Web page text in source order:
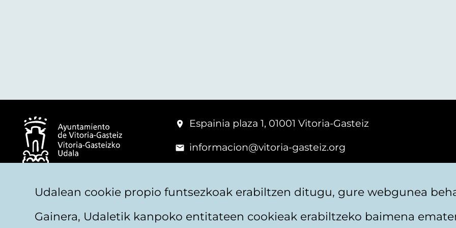
© Vitoria-Gasteizko Udala
Espainia plaza 1, 01001 Vitoria-Gasteiz
informacion@vitoria-gasteiz.org
Udalean cookie propio funtsezkoak erabiltzen ditugu, gure webgunea
Gainera, Udaletik kanpoko entitateen cookieak erabiltzeko baimena